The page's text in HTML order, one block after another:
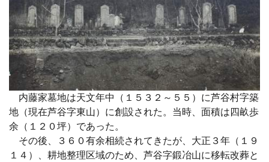
内藤家墓地は天文年中（１５３２～５５）に芦谷村字築
地（現在芦谷字東山）に創設された。当時、面積は四畝歩
余（１２０坪）であった。
その後、３６０有余相続されてきたが、大正３年（１９
１４）、耕地整理区域のため、芦谷字鍛冶山に移転改葬と